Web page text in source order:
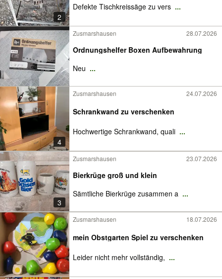
2
Defekte Tischkreissäge zu vers ...
Zusmarshausen 28.07.2026
Ordnungshelfer Boxen Aufbewahrung
Neu ...
4
Zusmarshausen 24.07.2026
Schrankwand zu verschenken
Hochwertige Schrankwand, quali ...
3
Zusmarshausen 23.07.2026
Bierkrüge groß und klein
Sämtliche Bierkrüge zusammen a ...
Zusmarshausen 18.07.2026
mein Obstgarten Spiel zu verschenken
Leider nicht mehr vollständig, ...